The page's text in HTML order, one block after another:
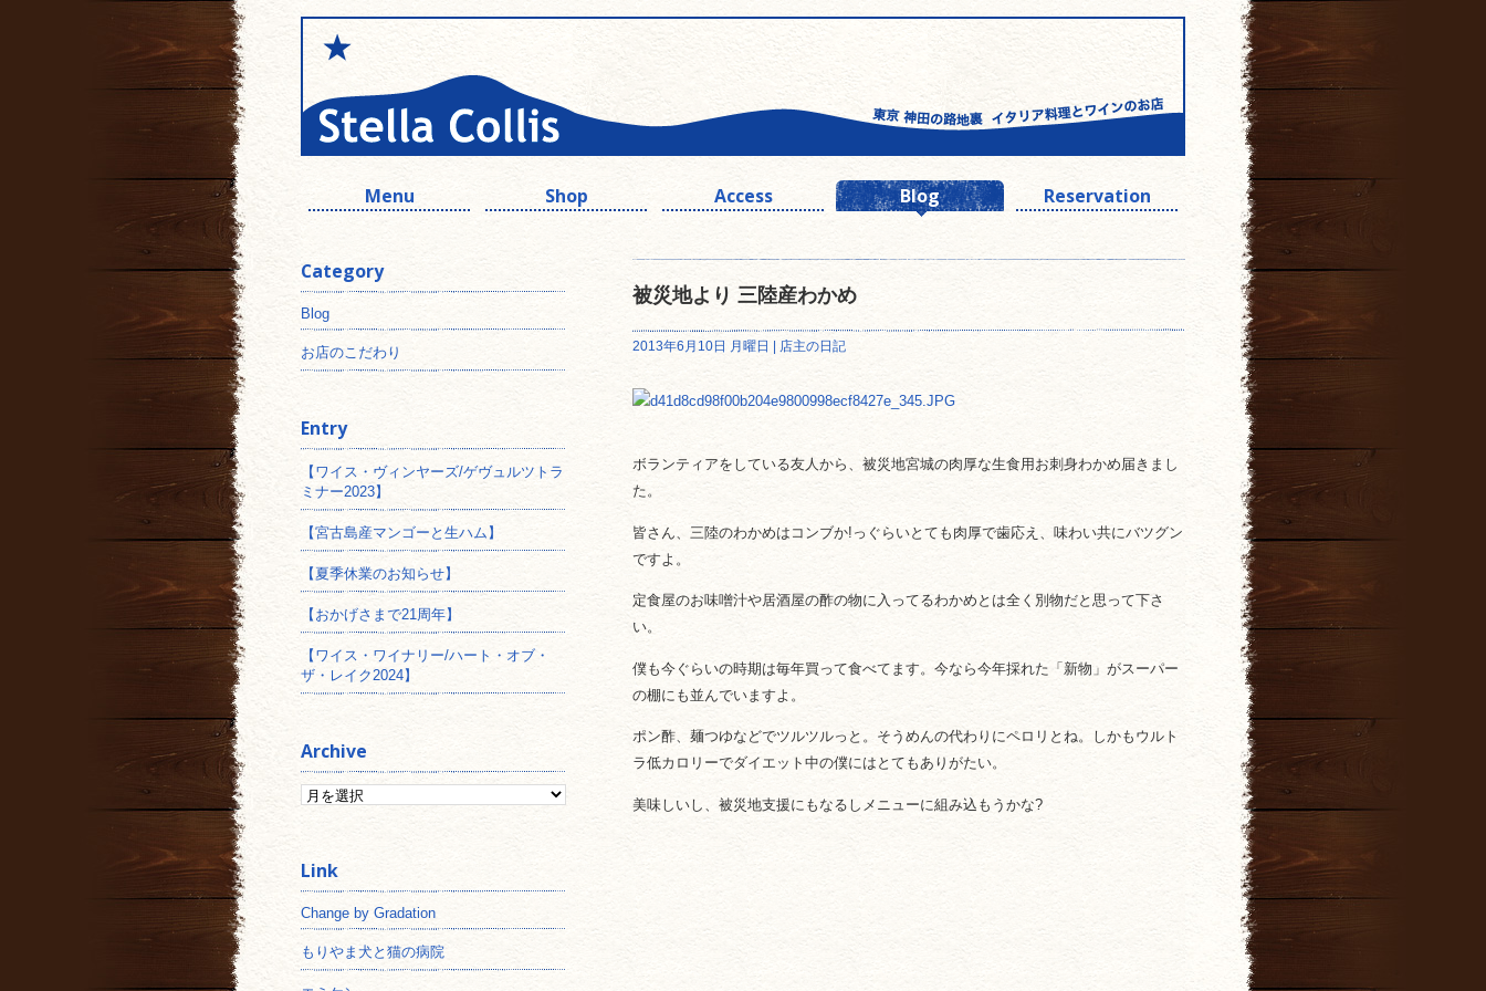
Menu Shop Access Blog Reservation
被災地より 三陸産わかめ
2013年6月10日 月曜日 | 店主の日記
ボランティアをしている友人から、被災地宮城の肉厚な生食用お刺身わかめ届きまし
た。
皆さん、三陸のわかめはコンブか!っぐらいとても肉厚で歯応え、味わい共にバツグン
ですよ。
定食屋のお味噌汁や居酒屋の酢の物に入ってるわかめとは全く別物だと思って下さ
い。
僕も今ぐらいの時期は毎年買って食べてます。今なら今年採れた「新物」がスーパー
の棚にも並んでいますよ。
ポン酢、麺つゆなどでツルツルっと。そうめんの代わりにペロリとね。しかもウルト
ラ低カロリーでダイエット中の僕にはとてもありがたい。
美味しいし、被災地支援にもなるしメニューに組み込もうかな?
Category
Blog
お店のこだわり
Entry
【ワイス・ヴィンヤーズ/ゲヴュルツトラ
ミナー2023】
【宮古島産マンゴーと生ハム】
【夏季休業のお知らせ】
【おかげさまで21周年】
【ワイス・ワイナリー/ハート・オブ・
ザ・レイク2024】
Archive
Change by Gradation
もりやま犬と猫の病院